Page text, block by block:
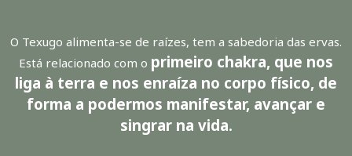
O Texugo alimenta-se de raízes, tem a sabedoria das ervas.
Está relacionado com o primeiro chakra, que nos
liga à terra e nos enraíza no corpo físico, de
forma a podermos manifestar, avançar e
singrar na vida.